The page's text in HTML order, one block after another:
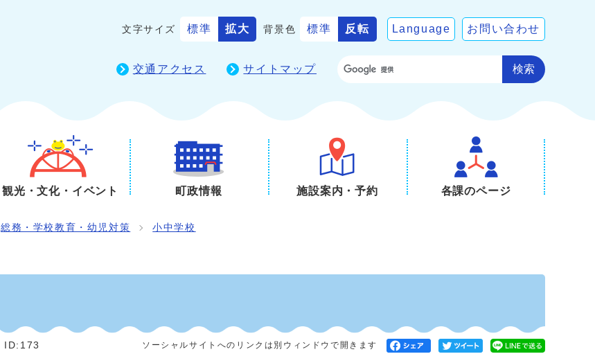
文字サイズ 標準 拡大 背景色 標準 反転 Language お問い合わせ
交通アクセス サイトマップ 検索
観光・文化・イベント 町政情報 施設案内・予約 各課のページ
総務・学校教育・幼児対策 小中学校
ID:173 ソーシャルサイトへのリンクは別ウィンドウで開きます